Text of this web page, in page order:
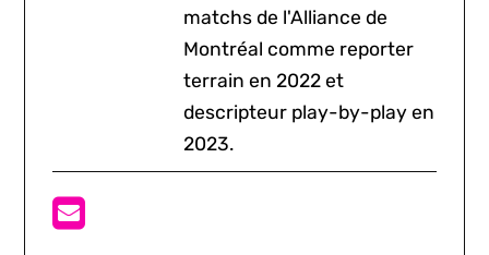
matchs de l'Alliance de
Montréal comme reporter
terrain en 2022 et
descripteur play-by-play en
2023.